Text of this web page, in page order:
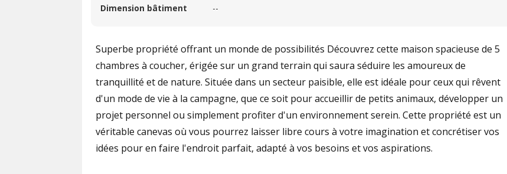
Dimension bâtiment
--
Superbe propriété offrant un monde de possibilités Découvrez cette maison spacieuse de 5
chambres à coucher, érigée sur un grand terrain qui saura séduire les amoureux de
tranquillité et de nature. Située dans un secteur paisible, elle est idéale pour ceux qui rêvent
d'un mode de vie à la campagne, que ce soit pour accueillir de petits animaux, développer un
projet personnel ou simplement profiter d'un environnement serein. Cette propriété est un
véritable canevas où vous pourrez laisser libre cours à votre imagination et concrétiser vos
idées pour en faire l'endroit parfait, adapté à vos besoins et vos aspirations.